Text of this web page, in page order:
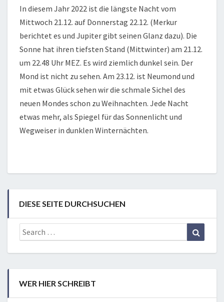
In diesem Jahr 2022 ist die längste Nacht vom
Mittwoch 21.12. auf Donnerstag 22.12. (Merkur
berichtet es und Jupiter gibt seinen Glanz dazu). Die
Sonne hat ihren tiefsten Stand (Mittwinter) am 21.12.
um 22.48 Uhr MEZ. Es wird ziemlich dunkel sein. Der
Mond ist nicht zu sehen. Am 23.12. ist Neumond und
mit etwas Glück sehen wir die schmale Sichel des
neuen Mondes schon zu Weihnachten. Jede Nacht
etwas mehr, als Spiegel für das Sonnenlicht und
Wegweiser in dunklen Winternächten.
DIESE SEITE DURCHSUCHEN
Search
for:
WER HIER SCHREIBT